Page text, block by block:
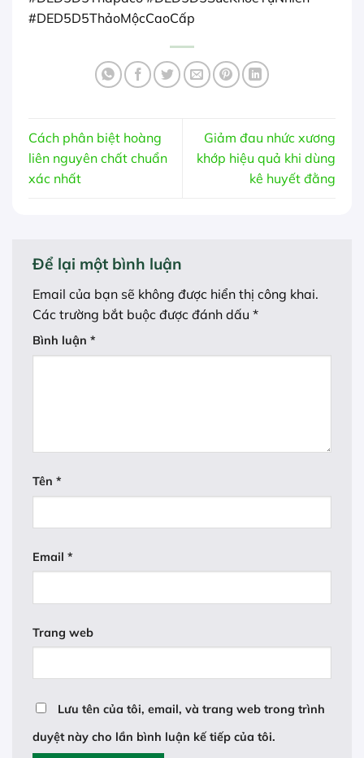
#DED5D5ThảoMộcCaoCấp
Cách phân biệt hoàng
liên nguyên chất chuẩn
xác nhất
Giảm đau nhức xương
khớp hiệu quả khi dùng
kê huyết đằng
Để lại một bình luận
Email của bạn sẽ không được hiển thị công khai.
Các trường bắt buộc được đánh dấu *
Bình luận *
Tên *
Email *
Trang web
Lưu tên của tôi, email, và trang web trong trình
duyệt này cho lần bình luận kế tiếp của tôi.